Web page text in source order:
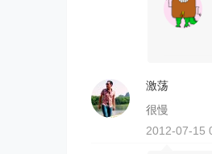
激荡
很慢
2012-07-15